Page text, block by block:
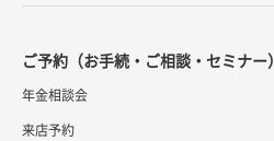
ご予約（お手続・ご相談・セミナー）
年金相談会
来店予約